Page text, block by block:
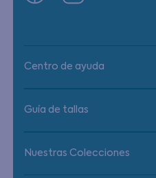
Centro de ayuda
Guía de tallas
Nuestras Colecciones